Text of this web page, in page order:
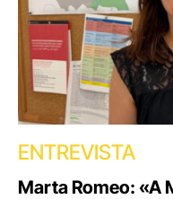
ENTREVISTA
Marta Romeo: «A